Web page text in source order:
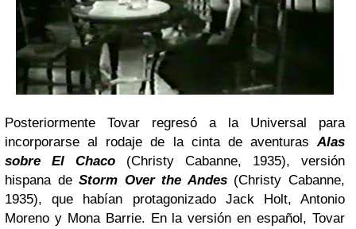
Posteriormente Tovar regresó a la Universal para
incorporarse al rodaje de la cinta de aventurasAlas
sobre El Chaco (Christy Cabanne, 1935), versión
hispana deStorm Over the Andes(Christy Cabanne,
1935), que habían protagonizado Jack Holt, Antonio
Moreno y Mona Barrie. En la versión en español, Tovar